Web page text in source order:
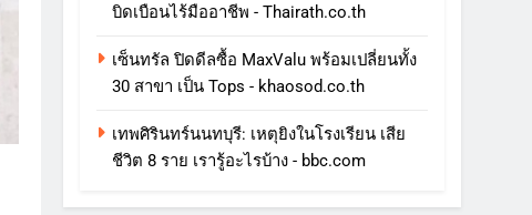
บิดเบือนไร้มืออาชีพ - Thairath.co.th
เซ็นทรัล ปิดดีลซื้อ MaxValu พร้อมเปลี่ยนทั้ง
30 สาขา เป็น Tops - khaosod.co.th
เทพศิรินทร์นนทบุรี: เหตุยิงในโรงเรียน เสีย
ชีวิต 8 ราย เรารู้อะไรบ้าง - bbc.com